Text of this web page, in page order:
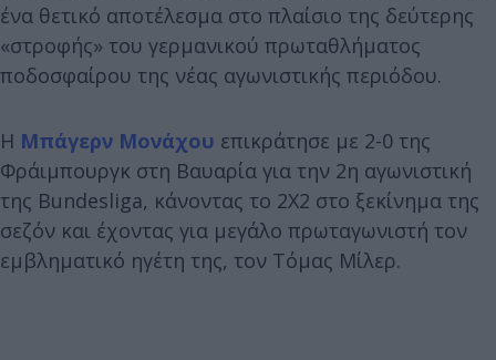
ένα θετικό αποτέλεσμα στο πλαίσιο της δεύτερης
«στροφής» του γερμανικού πρωταθλήματος
ποδοσφαίρου της νέας αγωνιστικής περιόδου.
Η Μπάγερν Μονάχου επικράτησε με 2-0 της
Φράιμπουργκ στη Βαυαρία για την 2η αγωνιστική
της Bundesliga, κάνοντας το 2Χ2 στο ξεκίνημα της
σεζόν και έχοντας για μεγάλο πρωταγωνιστή τον
εμβληματικό ηγέτη της, τον Τόμας Μίλερ.